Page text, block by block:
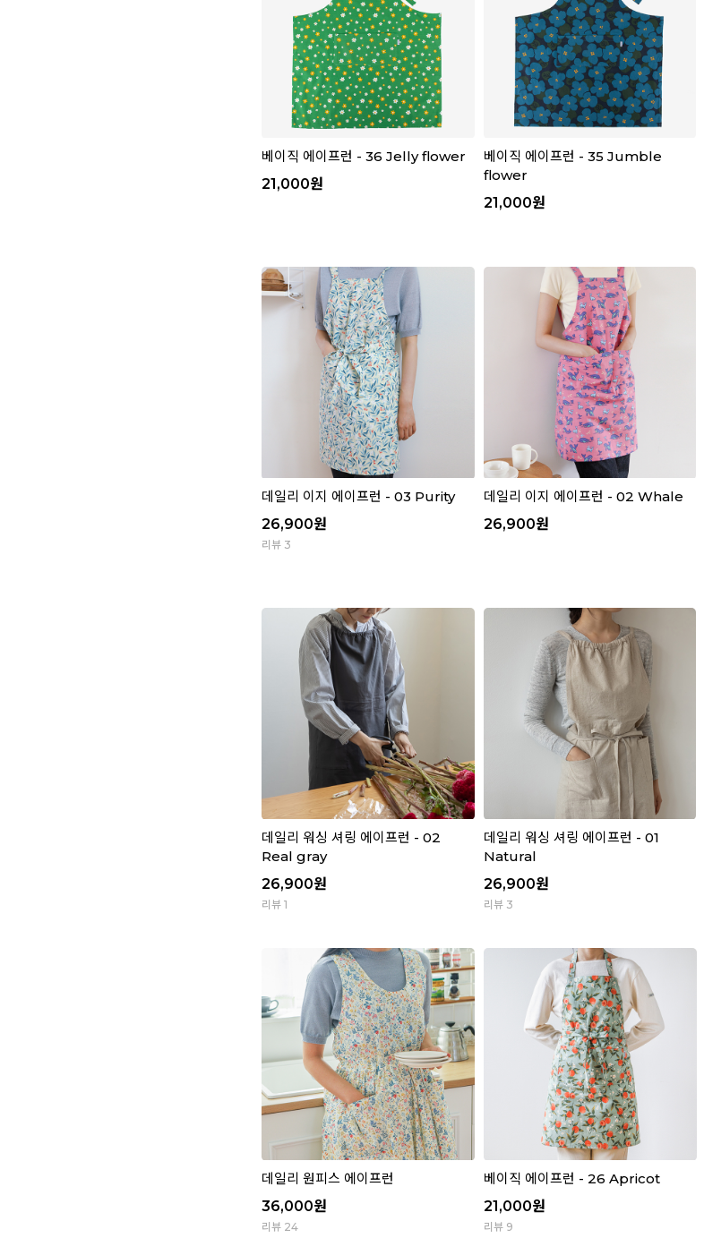
베이직 에이프런 - 36 Jelly flower
21,000원
베이직 에이프런 - 35 Jumble
flower
21,000원
데일리 이지 에이프런 - 03 Purity
26,900원
리뷰 3
데일리 이지 에이프런 - 02 Whale
26,900원
데일리 워싱 셔링 에이프런 - 02
Real gray
26,900원
리뷰 1
데일리 워싱 셔링 에이프런 - 01
Natural
26,900원
리뷰 3
데일리 원피스 에이프런
36,000원
리뷰 24
베이직 에이프런 - 26 Apricot
21,000원
리뷰 9